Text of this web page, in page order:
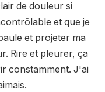
de douleur si
et que je
et projeter ma
Rire et pleurer, ça
constamment. J'ai